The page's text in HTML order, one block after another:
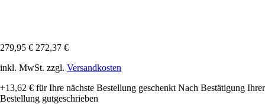
279,95 € 272,37 €
inkl. MwSt. zzgl. Versandkosten
+13,62 € für Ihre nächste Bestellung geschenkt Nach Bestätigung Ihrer
Bestellung gutgeschrieben